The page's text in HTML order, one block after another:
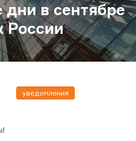
дни в сентябре
России
уведомления